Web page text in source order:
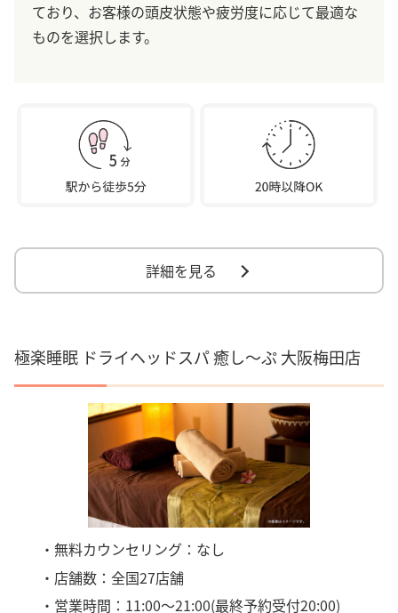
ており、お客様の頭皮状態や疲労度に応じて最適な
ものを選択します。
詳細を見る
極楽睡眠 ドライヘッドスパ 癒し～ぷ 大阪梅田店
・無料カウンセリング：なし
・店舗数：全国27店舗
・営業時間：11:00～21:00(最終予約受付20:00)